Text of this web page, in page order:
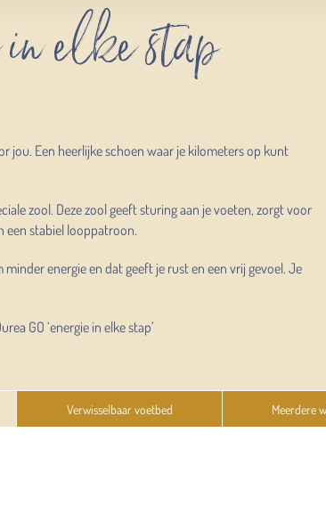
elke stap
jou. Een heerlijke schoen waar je kilometers op kunt
zool. Deze zool geeft sturing aan je voeten, zorgt voor
een stabiel looppatroon.
minder energie en dat geeft je rust en een vrij gevoel. Je
GO ‘energie in elke stap’
Verwisselbaar voetbed Meerdere